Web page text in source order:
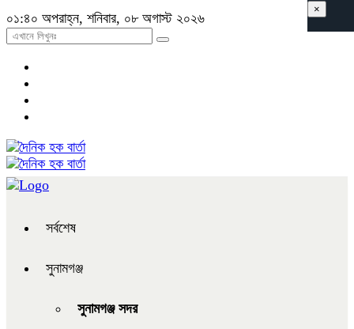
০১:৪০ অপরাহ্ন, শনিবার, ০৮ অগাস্ট ২০২৬
সর্বশেষ
সুনামগঞ্জ
সুনামগঞ্জ সদর
×